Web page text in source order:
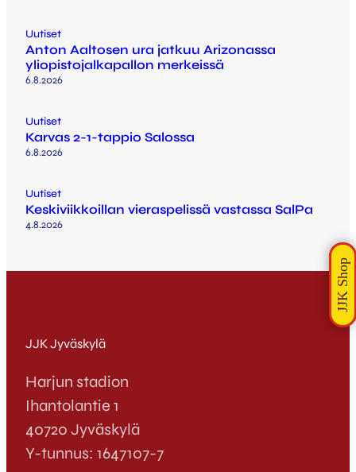
Uutiset
Anton Aaltosen ura jatkuu Arizonassa
yliopistojalkapallon merkeissä
6.8.2026
Uutiset
Karvas 2-1-tappio Salossa
6.8.2026
Uutiset
Keskiviikkoillan vieraspelissä vastassa SalPa
4.8.2026
JJK Jyväskylä
Harjun stadion
Ihantolantie 1
40720 Jyväskylä
Y-tunnus: 1647107-7